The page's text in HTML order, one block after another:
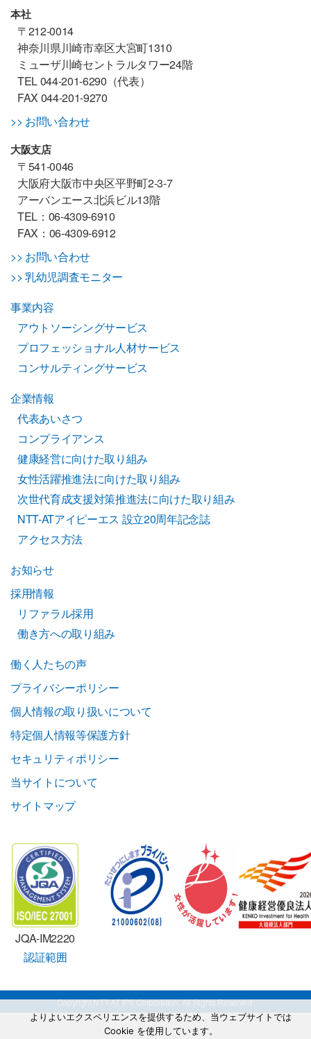
本社
〒212-0014
神奈川県川崎市幸区大宮町1310
ミューザ川崎セントラルタワー24階
TEL 044-201-6290（代表）
FAX 044-201-9270
>> お問い合わせ
大阪支店
〒541-0046
大阪府大阪市中央区平野町2-3-7
アーバンエース北浜ビル13階
TEL：06-4309-6910
FAX：06-4309-6912
>> お問い合わせ
>> 乳幼児調査モニター
事業内容
アウトソーシングサービス
プロフェッショナル人材サービス
コンサルティングサービス
企業情報
代表あいさつ
コンプライアンス
健康経営に向けた取り組み
女性活躍推進法に向けた取り組み
次世代育成支援対策推進法に向けた取り組み
NTT-ATアイピーエス 設立20周年記念誌
アクセス方法
お知らせ
採用情報
リファラル採用
働き方への取り組み
働く人たちの声
プライバシーポリシー
個人情報の取り扱いについて
特定個人情報等保護方針
セキュリティポリシー
当サイトについて
サイトマップ
JQA-IM2220
認証範囲
Copyright NTT-AT IPS Corporation. All Rights Reserved.
よりよいエクスペリエンスを提供するため、当ウェブサイトでは
Cookie を使用しています。